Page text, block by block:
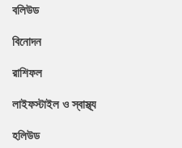
বলিউড
বিনোদন
রাশিফল
লাইফস্টাইল ও স্বাস্থ্য
হলিউড